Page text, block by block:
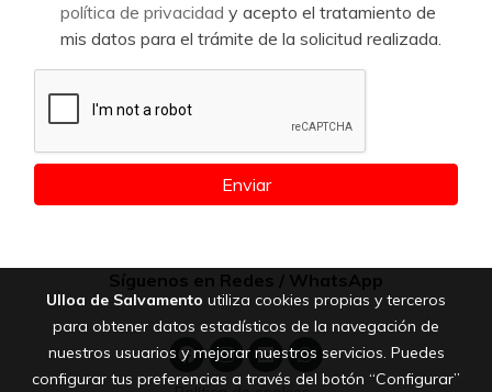
política de privacidady acepto el tratamiento de
mis datos para el trámite de la solicitud realizada.
Enviar
Síguenos en Redes / WhatsApp
Ulloa de Salvamento utiliza cookies propias y terceros
para obtener datos estadísticos de la navegación de
nuestros usuarios y mejorar nuestros servicios. Puedes
configurar tus preferencias a través del botón “Configurar”